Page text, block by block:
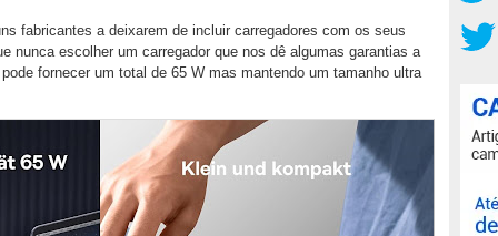
fabricantes a deixarem de incluir carregadores com os seus
nunca escolher um carregador que nos dê algumas garantias a
pode fornecer um total de 65 W mas mantendo um tamanho ultra